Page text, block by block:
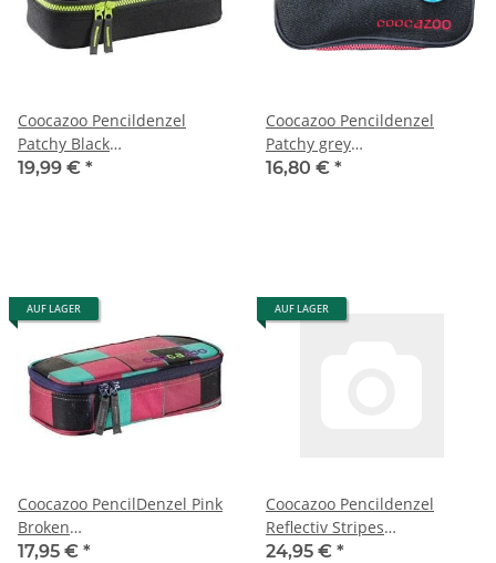
Coocazoo Pencildenzel
Patchy Black
Schlampermäppchen
19,99 € *
Coocazoo Pencildenzel
Patchy grey
Schlampermäppchen
16,80 € *
AUF LAGER
Coocazoo PencilDenzel Pink
Broken
Schlampermäppchen
17,95 € *
AUF LAGER
Coocazoo Pencildenzel
Reflectiv Stripes
Schlampermäppchen
24,95 € *